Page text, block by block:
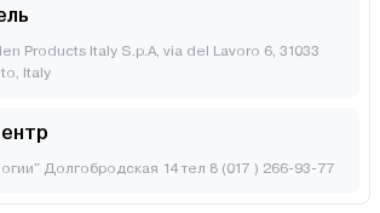
Products Italy S.p.A, via del Lavoro 6, 31033
Italy
Долгобродская 14 тел 8 (017 ) 266-93-77